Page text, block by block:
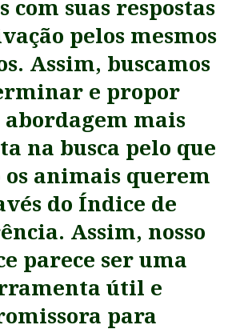
com suas respostas
pelos mesmos
Assim, buscamos
e propor
abordagem mais
na busca pelo que
os animais querem
do Índice de
. Assim, nosso
parece ser uma
útil e
para